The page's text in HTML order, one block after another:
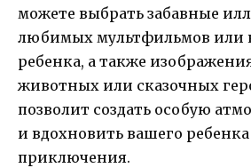
можете выбрать забавные
любимых мультфильмов или
ребенка, а также
животных или сказочных
позволит создать особую
и вдохновить вашего
приключения.